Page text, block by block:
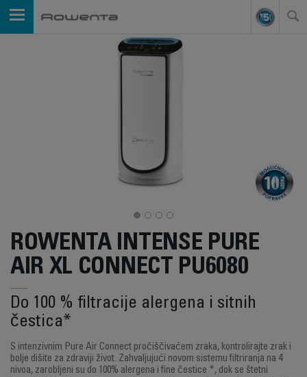
ROWENTA INTENSE PURE
AIR XL CONNECT PU6080
Do 100 % filtracije alergena i sitnih
čestica*
S intenzivnim Pure Air Connect pročiščivaćem zraka, kontrolirajte zrak i
bolje dišite za zdraviji život. Zahvaljujući novom sistemu filtriranja na 4
nivoa, zarobljeni su do 100% alergena i fine čestice *, dok se štetni